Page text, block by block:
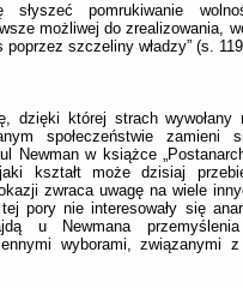
słyszeć pomrukiwanie
możliwej do zrealizowania,
szczeliny władzy” (s.
dzięki której strach wywołany
społeczeństwie zamieni
Newman w książce
kształt może dzisiaj
zwraca uwagę na wiele
pory nie interesowały się
u Newmana przemyślenia
wyborami, związanymi